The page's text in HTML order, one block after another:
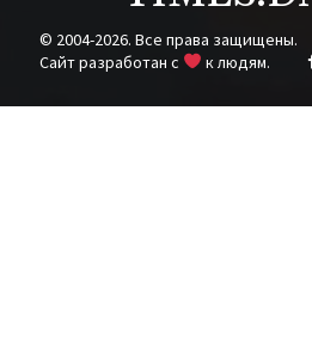
© 2004-2026. Все права защищены.
Cайт разработан с
к людям.